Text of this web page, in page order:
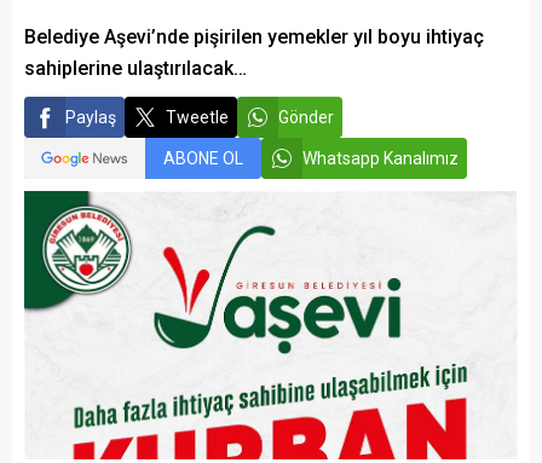
Belediye Aşevi’nde pişirilen yemekler yıl boyu ihtiyaç
sahiplerine ulaştırılacak…
Paylaş Tweetle Gönder
ABONE OL Whatsapp Kanalımız